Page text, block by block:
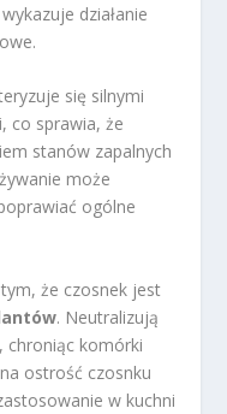
działanie
się silnymi
co sprawia, że
stanów zapalnych
może
ogólne
że czosnek jest
. Neutralizują
chroniąc komórki
ostrość czosnku
w kuchni